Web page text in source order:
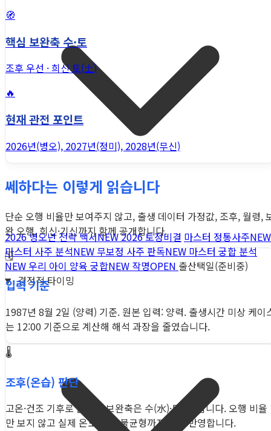
2026 병오년 전략 백서NEW2026 토정비결 마스터 정통사주NEW
마스터 사주 분석NEW무보정 사주 판독NEW마스터 궁합 분석
NEW 우리 아이 양육 궁합NEW 작명OPEN 출산택일(준비중)
결정적 타이밍
🧭
핵심 보완축 수·토
조후 우선 · 희신 토(土)
🔥
현재 관전 포인트
2026년(병오), 2027년(정미), 2028년(무신)
쎄하다는 이렇게 읽습니다
단순 오행 비율만 보여주지 않고, 출생 데이터 가정값, 조후, 월령,
완 오행, 희신·기신까지 함께 공개합니다.
🗓️
입력 기준
1987년 8월 2일 (양력) 기준. 원본 입력: 양력. 출생시간 미상 케이
는 12:00 기준으로 계산해 해석 과장을 줄였습니다.
🌡️
조후(온습) 판단
고온·건조 기후로 읽히며 보완축은 수(水)·토(土)입니다. 오행 비율
만 보지 않고 실제 온도·습도 불균형까지 함께 반영합니다.